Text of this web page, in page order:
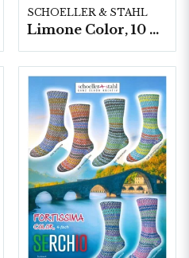
SCHOELLER & STAHL
Limone Color, 10 nystan á 50g